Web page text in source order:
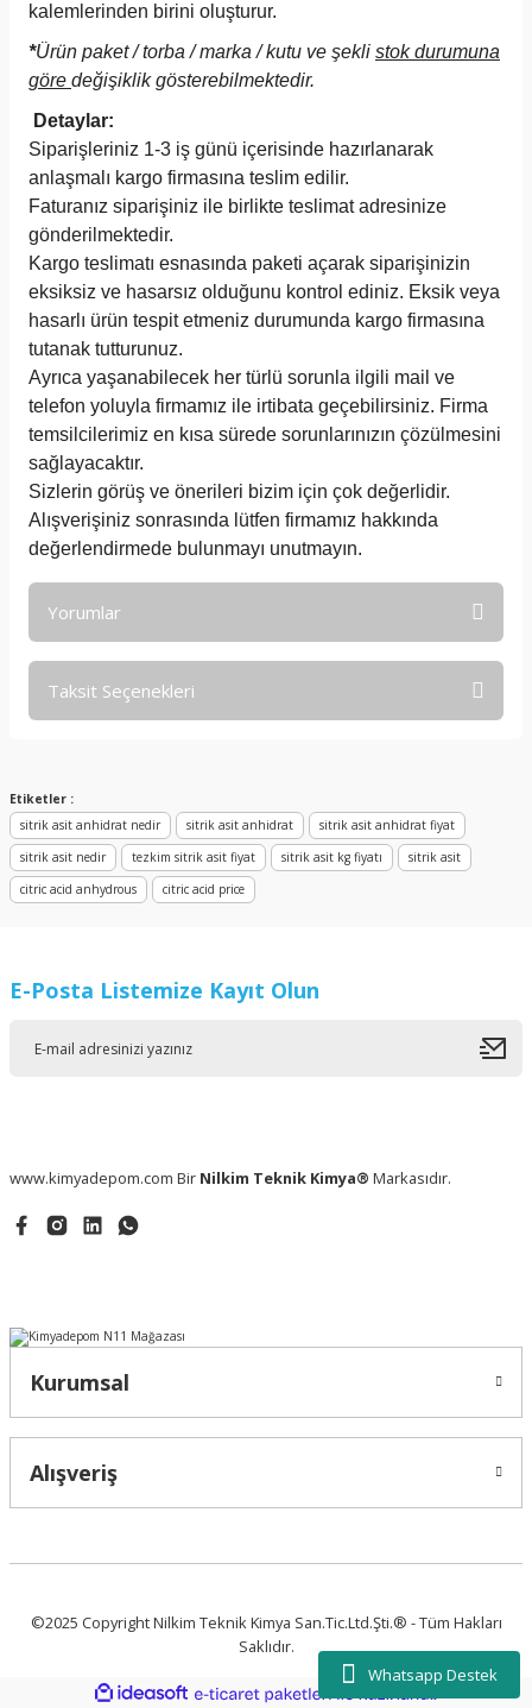
Whatsapp Destek
kalemlerinden birini oluşturur.
*Ürün paket / torba / marka / kutu ve şekli stok durumuna
göre değişiklik gösterebilmektedir.
Detaylar:
Siparişleriniz 1-3 iş günü içerisinde hazırlanarak
anlaşmalı kargo firmasına teslim edilir.
Faturanız siparişiniz ile birlikte teslimat adresinize
gönderilmektedir.
Kargo teslimatı esnasında paketi açarak siparişinizin
eksiksiz ve hasarsız olduğunu kontrol ediniz. Eksik veya
hasarlı ürün tespit etmeniz durumunda kargo firmasına
tutanak tutturunuz.
Ayrıca yaşanabilecek her türlü sorunla ilgili mail ve
telefon yoluyla firmamız ile irtibata geçebilirsiniz. Firma
temsilcilerimiz en kısa sürede sorunlarınızın çözülmesini
sağlayacaktır.
Sizlerin görüş ve önerileri bizim için çok değerlidir.
Alışverişiniz sonrasında lütfen firmamız hakkında
değerlendirmede bulunmayı unutmayın.
Yorumlar
Taksit Seçenekleri
Etiketler :
sitrik asit anhidrat nedir
sitrik asit anhidrat
sitrik asit anhidrat fiyat
sitrik asit nedir
tezkim sitrik asit fiyat sitrik asit kg fiyatı
sitrik asit
citric acid anhydrous
citric acid price
E-Posta Listemize Kayıt Olun
www.kimyadepom.com Bir Nilkim Teknik Kimya® Markasıdır.
Kurumsal
Alışveriş
©2025 Copyright Nilkim Teknik Kimya San.Tic.Ltd.Şti.® - Tüm Hakları
Saklıdır.
ideasoft